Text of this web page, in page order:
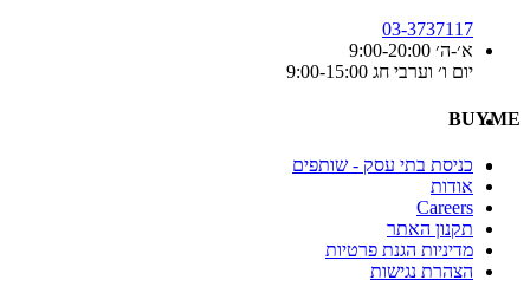
03-3737117
א׳-ה׳ 9:00-20:00
יום ו׳ וערבי חג 9:00-15:00
BUYME
כניסת בתי עסק - שותפים
אודות
Careers
תקנון האתר
מדיניות הגנת פרטיות
הצהרת נגישות